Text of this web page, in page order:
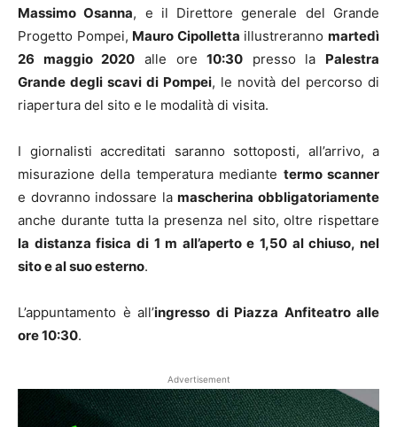
Massimo Osanna, e il Direttore generale del Grande
Progetto Pompei, Mauro Cipolletta illustrerannomartedì
26 maggio 2020 alle ore10:30 presso la Palestra
Grande degli scavi di Pompei, le novità del percorso di
riapertura del sito e le modalità di visita.
I giornalisti accreditati saranno sottoposti, all’arrivo, a
misurazione della temperatura mediante termo scanner
e dovranno indossare lamascherina obbligatoriamente
anche durante tutta la presenza nel sito, oltre rispettare
la distanza fisica di 1 m all’aperto e 1,50 al chiuso, nel
sito e al suo esterno.
L’appuntamento è all’ingresso di Piazza Anfiteatro alle
ore 10:30.
Advertisement